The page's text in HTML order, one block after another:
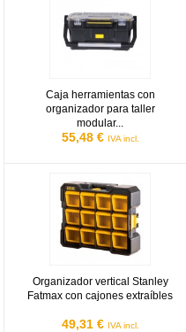
Caja herramientas con
organizador para taller
modular...
55,48 € IVA incl.
Organizador vertical Stanley
Fatmax con cajones extraíbles
49,31 € IVA incl.